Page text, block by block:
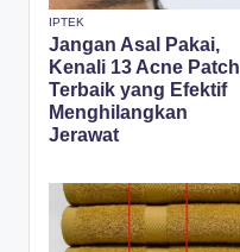
IPTEK
Jangan Asal Pakai,
Kenali 13 Acne Patch
Terbaik yang Efektif
Menghilangkan
Jerawat